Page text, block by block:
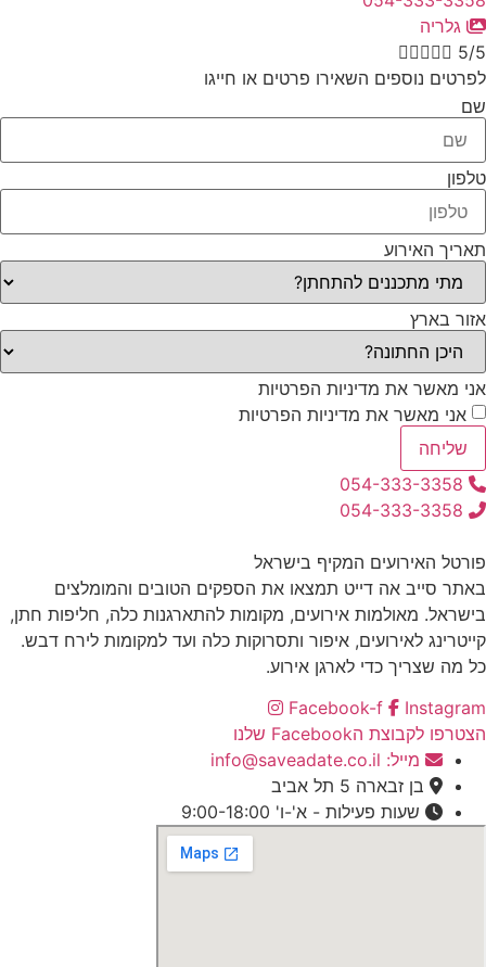
גלריה
 5/5
לפרטים נוספים השאירו פרטים או חייגו
שם
טלפון
תאריך האירוע
אזור בארץ
אני מאשר את מדיניות הפרטיות
אני מאשר את מדיניות הפרטיות
שליחה
054-333-3358
פורטל האירועים המקיף בישראל
באתר סייב אה דייט תמצאו את הספקים הטובים והמומלצים
בישראל. מאולמות אירועים, מקומות להתארגנות כלה, חליפות חתן,
קייטרינג לאירועים, איפור ותסרוקות כלה ועד למקומות לירח דבש.
כל מה שצריך כדי לארגן אירוע.
Facebook-f
Instagram
הצטרפו לקבוצת הFacebook שלנו
מייל: info@saveadate.co.il
בן זבארה 5 תל אביב
שעות פעילות - א'-ו' 9:00-18:00